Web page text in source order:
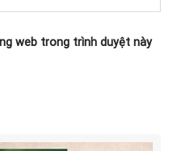
web trong trình duyệt này